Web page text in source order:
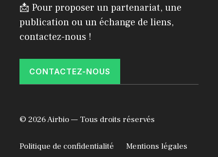
📩 Pour proposer un partenariat, une
publication ou un échange de liens,
contactez-nous !
CONTACTEZ-NOUS
© 2026 Airbio — Tous droits réservés
Politique de confidentialité Mentions légales